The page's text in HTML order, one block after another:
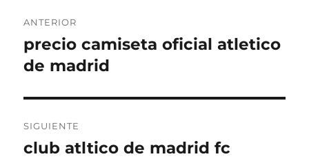
de
entradas
ANTERIOR
Entrada
anterior:
precio camiseta oficial atletico
de madrid
SIGUIENTE
Entrada
club atltico de madrid fc